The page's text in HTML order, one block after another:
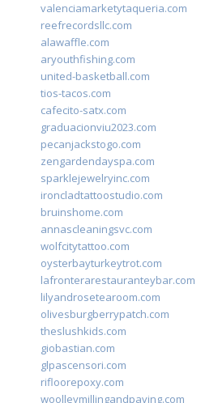
valenciamarketytaqueria.com
reefrecordsllc.com
alawaffle.com
aryouthfishing.com
united-basketball.com
tios-tacos.com
cafecito-satx.com
graduacionviu2023.com
pecanjackstogo.com
zengardendayspa.com
sparklejewelryinc.com
ironcladtattoostudio.com
bruinshome.com
annascleaningsvc.com
wolfcitytattoo.com
oysterbayturkeytrot.com
lafronterarestauranteybar.com
lilyandrosetearoom.com
olivesburgberrypatch.com
theslushkids.com
giobastian.com
glpascensori.com
rifloorepoxy.com
woolleymillingandpaving.com